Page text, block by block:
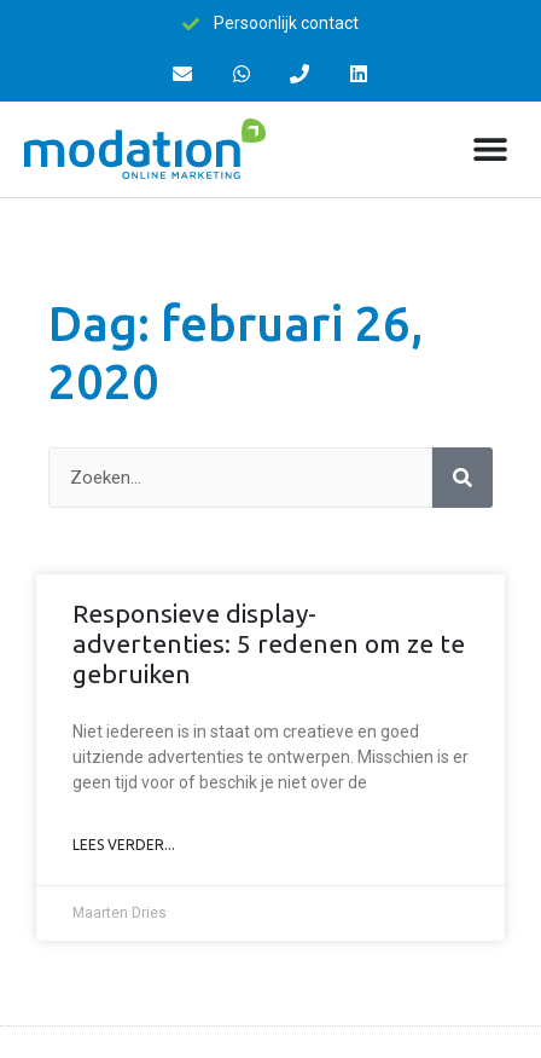
Persoonlijk contact
Dag: februari 26,
2020
Responsieve display-
advertenties: 5 redenen om ze te
gebruiken
Niet iedereen is in staat om creatieve en goed
uitziende advertenties te ontwerpen. Misschien is er
geen tijd voor of beschik je niet over de
LEES VERDER...
Maarten Dries